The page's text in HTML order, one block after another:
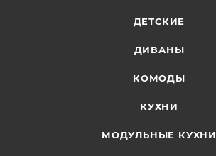
ДЕТСКИЕ
ДИВАНЫ
КОМОДЫ
КУХНИ
МОДУЛЬНЫЕ КУХНИ